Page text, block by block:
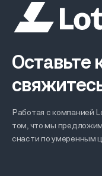
Оставьте
Работая с компанией
том, что мы
снасти по умеренным